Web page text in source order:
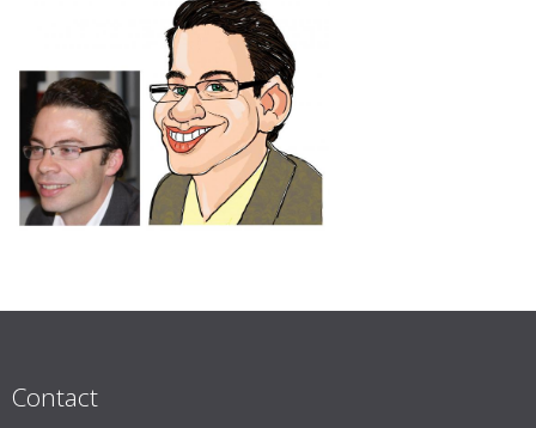
Contact